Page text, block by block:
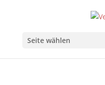
Seite wählen